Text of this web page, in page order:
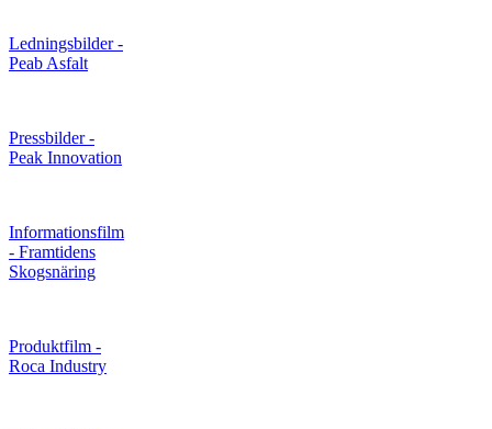
Ledningsbilder -
Peab Asfalt
Pressbilder -
Peak Innovation
Informationsfilm
- Framtidens
Skogsnäring
Produktfilm -
Roca Industry